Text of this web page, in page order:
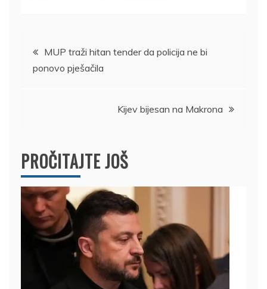
Kretanje
članka
MUP traži hitan tender da policija ne bi
ponovo pješačila
Kijev bijesan na Makrona
PROČITAJTE JOŠ